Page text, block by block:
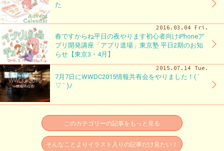
た
2016.03.04 Fri.
春ですからね平日の夜やります初心者向けiPhoneア
プリ開発講座「アプリ道場」東京塾 平日2期のお知
らせ【東京3・4月】
2015.07.14 Tue.
7月7日にWWDC2015情報共有会をやりました！( ´
▽ ` )ﾉ
このカテゴリーの記事をもっと見る
そんなことよりイラスト入りの記事だけ見たい！